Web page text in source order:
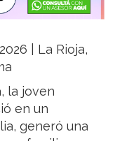
| La Rioja,
la joven
en un
generó una